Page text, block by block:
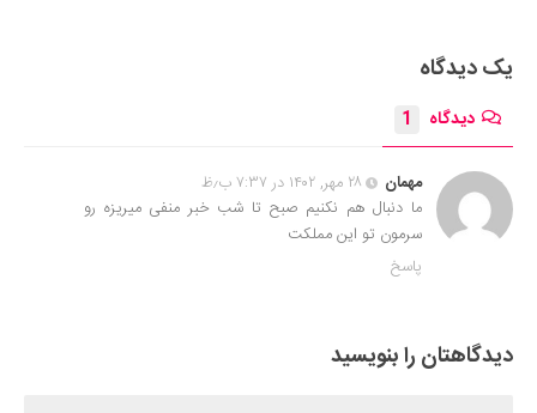
یک دیدگاه
دیدگاه 1
مهمان
۲۸ مهر, ۱۴۰۲ در ۷:۳۷ ب٫ظ
ما دنبال هم نکنیم صبح تا شب خبر منفی میریزه رو
سرمون تو این مملکت
پاسخ
دیدگاهتان را بنویسید